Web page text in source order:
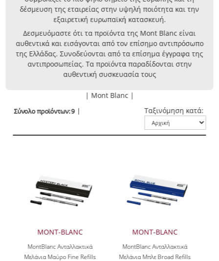
δέσμευση της εταιρείας στην υψηλή ποιότητα και την
εξαιρετική ευρωπαϊκή κατασκευή.
Δεσμευόμαστε ότι τα προϊόντα της Mont Blanc είναι
αυθεντικά και εισάγονται από τον επίσημο αντιπρόσωπο
της Ελλάδας. Συνοδεύονται από τα επίσημα έγγραφα της
αντιπροσωπείας. Τα προϊόντα παραδίδονται στην
αυθεντική συσκευασία τους
| Mont Blanc |
Σύνολο προϊόντων: 9 Ταξινόμηση κατά:
MONT-BLANC
MontBlanc Ανταλλακτικά
Μελάνια Μαύρο Fine Refills
MONT-BLANC
MontBlanc Ανταλλακτικά
Μελάνια Μπλε Broad Refills